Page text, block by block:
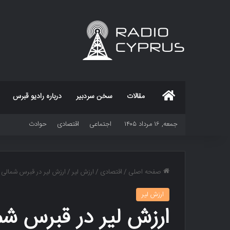
مقالات سخن سردبیر درباره رادیو قبرس
جمعه, ۱۶ مرداد ۱۴۰۵ اجتماعی اقتصادی حوادث
صفحه اصلی /اقتصادی /ارزش لیر/ارزش لیر در قبرس شمالی
ارزش لیر
ارزش لیر در قبرس